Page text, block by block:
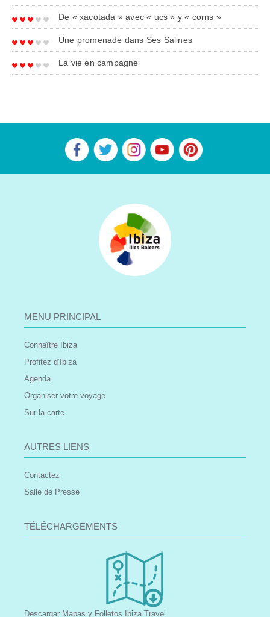
De « xacotada » avec « ucs » y « corns »
Une promenade dans Ses Salines
La vie en campagne
MENU PRINCIPAL
Connaître Ibiza
Profitez d’Ibiza
Agenda
Organiser votre voyage
Sur la carte
AUTRES LIENS
Contactez
Salle de Presse
TÉLÉCHARGEMENTS
Descargar Mapas y Folletos Ibiza Travel